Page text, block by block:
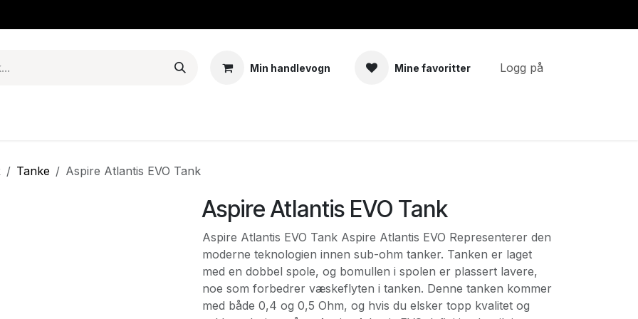
Min handlevogn Mine favoritter Logg på
Tanke Aspire Atlantis EVO Tank
Aspire Atlantis EVO Tank
Aspire Atlantis EVO Tank Aspire Atlantis EVO Representerer den
moderne teknologien innen sub-ohm tanker. Tanken er laget
med en dobbel spole, og bomullen i spolen er plassert lavere,
noe som forbedrer væskeflyten i tanken. Denne tanken kommer
med både 0,4 og 0,5 Ohm, og hvis du elsker topp kvalitet og